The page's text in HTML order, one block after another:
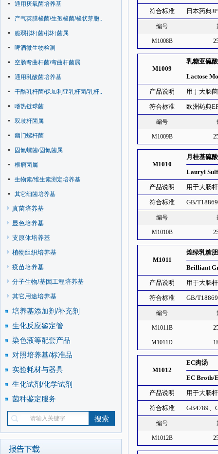
通用厌氧菌培养基
产气荚膜梭菌/生孢梭菌/梭状芽胞..
脆弱拟杆菌/拟杆菌属
啤酒微生物检测
空肠弯曲杆菌/弯曲杆菌属
通用乳酸菌培养基
干酪乳杆菌/保加利亚乳杆菌/乳杆..
嗜热链球菌
双歧杆菌属
幽门螺杆菌
固氮螺菌/固氮菌属
根瘤菌属
生物素/维生素测定培养基
其它细菌培养基
真菌培养基
显色培养基
支原体培养基
植物组织培养基
疫苗培养基
分子生物/基因工程培养基
其它用途培养基
培养基添加剂/补充剂
生化反应鉴定管
染色液等配套产品
对照培养基/标准品
实验耗材与器具
生化试剂/化学试剂
菌种鉴定服务
符合标准 日本药典
编号
M1008B
M1009
乳糖亚硫
Lactose
产品说明 用于大肠
符合标准 欧洲药典
编号
M1009B
M1010
月桂基硫
Lauryl
产品说明 用于大肠
符合标准 GB/
编号
M1010B
M1011
煌绿乳糖
Brilliant
产品说明 用于大肠
符合标准 GB/
编号
M1011B
M1011D
M1012
EC肉汤
EC Broth/
产品说明 用于大肠
符合标准 GB4789、
编号
M1012B